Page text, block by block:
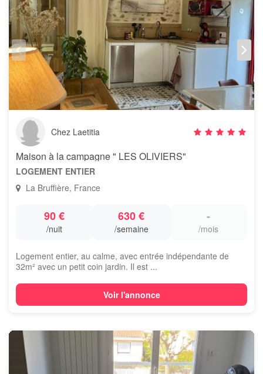
Chez Laetitia
Maison à la campagne " LES OLIVIERS"
LOGEMENT ENTIER
La Bruffière, France
90 €
/nuit
630 €
/semaine
-
/mois
Logement entier, au calme, avec entrée indépendante de
32m² avec un petit coin jardin. Il est ...
Voir l'annonce